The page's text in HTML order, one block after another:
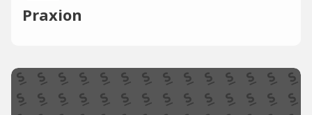
Praxion